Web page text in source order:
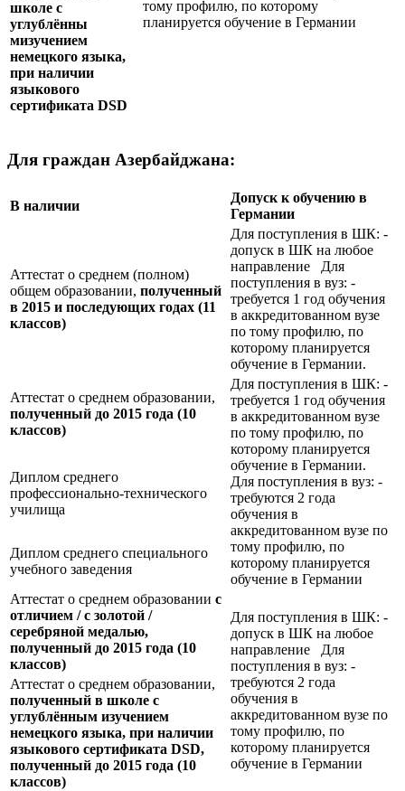
тому профилю, по которому
планируется обучение в Германии
школе с
углублённы
мизучением
немецкого языка,
при наличии
языкового
сертификата DSD
Для граждан Азербайджана:
В наличии
Допуск к обучению в
Германии
Аттестат о среднем (полном)
общем образовании, полученный
в 2015 и последующих годах (11
классов)
Для поступления в ШК: -
допуск в ШК на любое
направление Для
поступления в вуз: -
требуется 1 год обучения
в аккредитованном вузе
по тому профилю, по
которому планируется
обучение в Германии.
Аттестат о среднем образовании,
полученный до 2015 года (10
классов)
Для поступления в ШК: -
требуется 1 год обучения
в аккредитованном вузе
по тому профилю, по
которому планируется
обучение в Германии.
Для поступления в вуз: -
требуются 2 года
обучения в
аккредитованном вузе по
тому профилю, по
которому планируется
обучение в Германии
Диплом среднего
профессионально-технического
училища
Диплом среднего специального
учебного заведения
Аттестат о среднем образовании с
отличием / с золотой /
серебряной медалью,
полученный до 2015 года (10
классов)
Для поступления в ШК: -
допуск в ШК на любое
направление Для
поступления в вуз: -
требуются 2 года
обучения в
аккредитованном вузе по
тому профилю, по
которому планируется
обучение в Германии
Аттестат о среднем образовании,
полученный в школе с
углублённым изучением
немецкого языка, при наличии
языкового сертификата DSD,
полученный до 2015 года (10
классов)